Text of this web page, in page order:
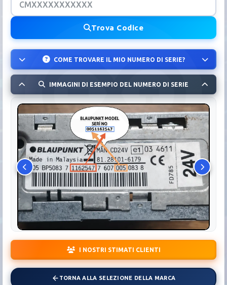
Trova Codice
COME TROVARE IL MIO NUMERO DI SERIE?
IMMAGINI DI ESEMPIO DEL NUMERO DI SERIE
I NOSTRI STIMATI CLIENTI
TORNA ALLA SELEZIONE DELLA MARCA